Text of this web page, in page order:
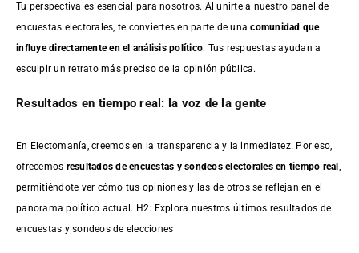
Tu perspectiva es esencial para nosotros. Al unirte a nuestro panel de
encuestas electorales, te conviertes en parte de unacomunidad que
influye directamente en el análisis político. Tus respuestas ayudan a
esculpir un retrato más preciso de la opinión pública.
Resultados en tiempo real: la voz de la gente
En Electomanía, creemos en la transparencia y la inmediatez. Por eso,
ofrecemos resultados deencuestas y sondeos electorales en tiempo real ,
permitiéndote ver cómo tus opiniones y las de otros se reflejan en el
panorama político actual. H2: Explora nuestros últimos resultados de
encuestas y sondeos de elecciones